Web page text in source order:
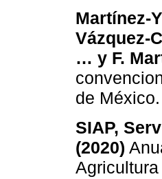
Martínez-
Vázquez-
… y F.
de
SIAP,
(2020)